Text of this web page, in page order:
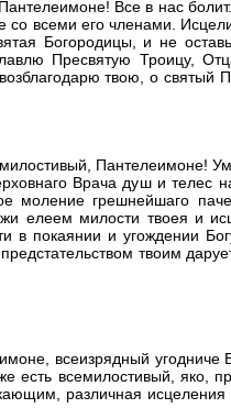
Все в нас
всеми его членами.
Богородицы, и не
Пресвятую Троицу,
твою, о святый
Врача душ и телес
моление грешнейшаго
елеем милости твоея и
в покаянии и угождении
твоим
всеизрядный
всемилостивый, яко,
различная